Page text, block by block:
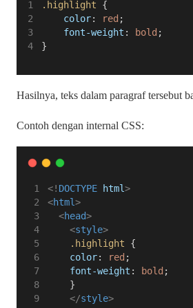
.highlight {
color: red ;
font-weight : bold ;
}
Hasilnya, teks dalam paragraf tersebut
Contoh dengan internal CSS:
<! DOCTYPE html>
<html>
<head>
<style>
.highlight {
color: red ;
font-weight : bold ;
    }
</style>